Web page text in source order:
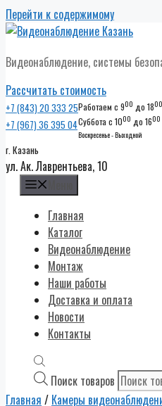
Перейти к содержимому
Видеонаблюдение, системы
Рассчитать стоимость
+7 (843) 20 333 25
+7 (967) 36 395 04
Работаем с 900 до 1800
Суббота с 1000 до 1600
Воскресенье - Выходной
г. Казань
ул. Ак. Лаврентьева, 10
Главная
Каталог
Видеонаблюдение
Монтаж
Наши работы
Доставка и оплата
Новости
Контакты
Поиск товаров
Главная / Камеры